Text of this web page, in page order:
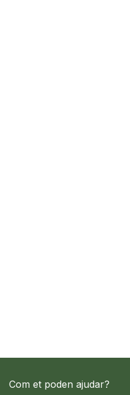
Com et poden ajudar?